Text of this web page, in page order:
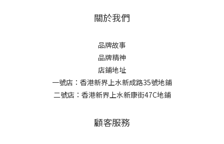
關於我們
品牌故事
品牌精神
店鋪地址
一號店：香港新界上水新成路35號地鋪
二號店：香港新界上水新康街47C地鋪
顧客服務